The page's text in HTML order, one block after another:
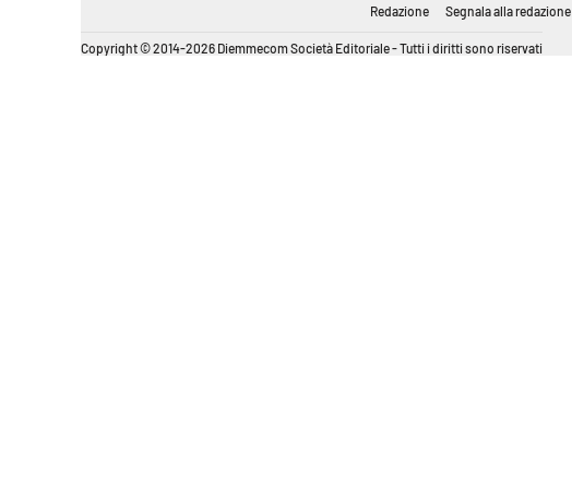
Redazione Segnala alla redazione
Copyright © 2014-2026 Diemmecom Società Editoriale - Tutti i diritti sono riservati